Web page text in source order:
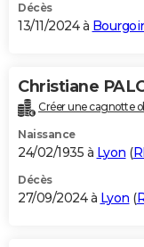
Décès
13/11/2024 à
Christiane
Créer une cagnotte
Naissance
24/02/1935 à Lyon (
Décès
27/09/2024 à Lyon (